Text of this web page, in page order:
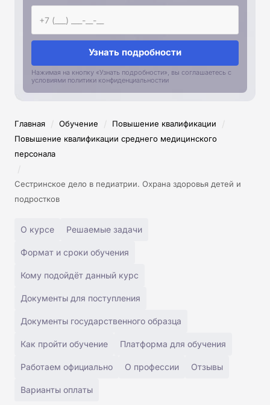
Узнать подробности
Нажимая на кнопку «Узнать подробности», вы соглашаетесь с
условиями политики конфиденциальностии
Главная / Обучение / Повышение квалификации /
Повышение квалификации среднего медицинского
персонала
/
Сестринское дело в педиатрии. Охрана здоровья детей и
подростков
О курсе Решаемые задачи
Формат и сроки обучения
Кому подойдёт данный курс
Документы для поступления
Документы государственного образца
Как пройти обучение Платформа для обучения
Работаем официально О профессии Отзывы
Варианты оплаты